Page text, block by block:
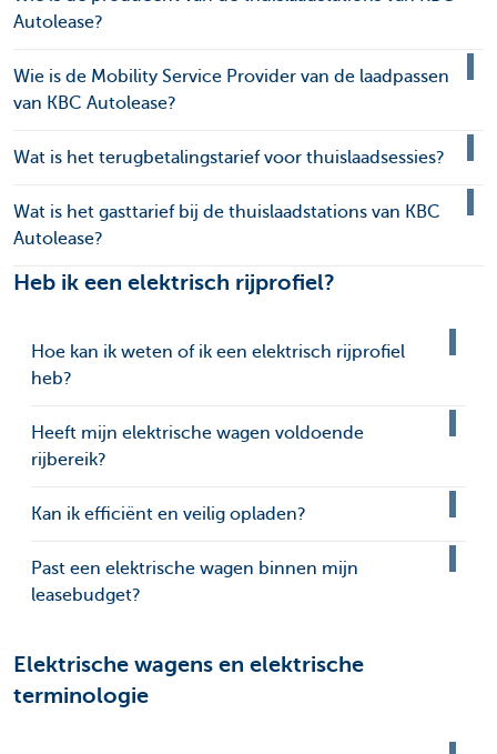
Autolease?
Wie is de Mobility Service Provider van de laadpassen
van KBC Autolease?
Wat is het terugbetalingstarief voor thuislaadsessies?
Wat is het gasttarief bij de thuislaadstations van KBC
Autolease?
Heb ik een elektrisch rijprofiel?
Hoe kan ik weten of ik een elektrisch rijprofiel
heb?
Heeft mijn elektrische wagen voldoende
rijbereik?
Kan ik efficiënt en veilig opladen?
Past een elektrische wagen binnen mijn
leasebudget?
Elektrische wagens en elektrische
terminologie